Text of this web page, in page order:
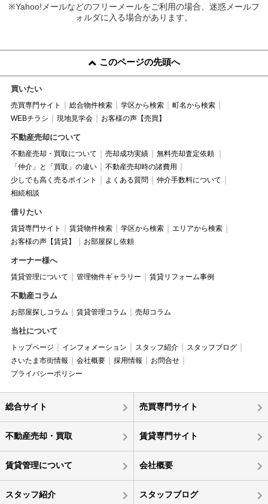
※Yahoo!メールなどのフリーメールをご利用の場合、迷惑メールフ
ォルダに入る場合があります。
このページの先頭へ
買いたい
売買専門サイト 総合物件検索 学区から検索
町名から検索
WEBチラシ
現地見学会 お客様の声【売買】
不動産売却について
不動産売却・買取について 売却成功実績
無料売却査定依頼
「仲介」と「買取」の違い
不動産売却時の諸費用
少しでも高く売るポイント
よくある質問
仲介手数料について
相続相談
借りたい
賃貸専門サイト 賃貸物件検索 学区から検索
エリアから検索
お客様の声【賃貸】
お部屋探し依頼
オーナー様へ
賃貸管理について 管理物件ギャラリー 賃貸リフォーム事例
不動産コラム
お部屋探しコラム 賃貸管理コラム 売却コラム
当社について
トップページ インフォメーション スタッフ紹介
スタッフブログ
さいたま市街情報
会社概要 採用情報
お問合せ
プライバシーポリシー
総合サイト 売買専門サイト
不動産売却・買取 賃貸専門サイト
賃貸管理について 会社概要
スタッフ紹介 スタッフブログ